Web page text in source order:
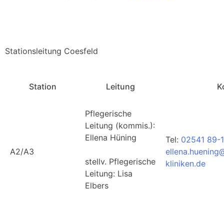
Stationsleitung Coesfeld
Station Leitung
A2/A3
Pflegerische
Leitung (kommis.):
Ellena Hüning
stellv. Pflegerische
Leitung: Lisa
Elbers
Tel: 02541 89-
kliniken.de